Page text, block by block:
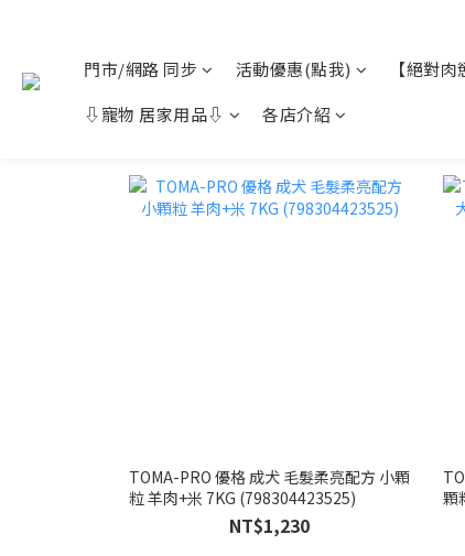
門市/網路 同步 活動優惠(點我) 【絕對肉
⇩寵物 居家用品⇩
各店介紹
TOMA-PRO 優格 成犬 毛髮柔亮配方 小顆
粒 羊肉+米 7KG (798304423525)
NT$1,230
顆